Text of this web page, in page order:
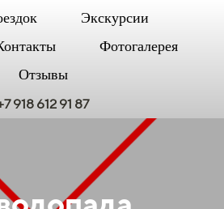
Экскурсии
Фотогалерея
Отзывы
918 612 91 87